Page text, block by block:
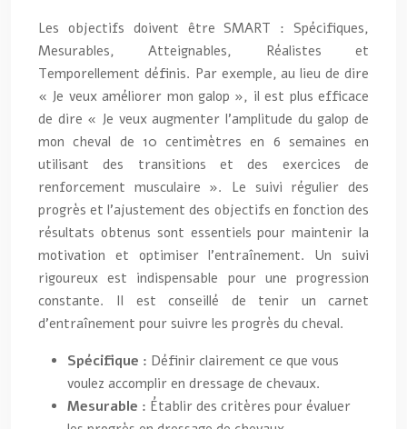
Les objectifs doivent être SMART : Spécifiques,
Mesurables, Atteignables, Réalistes et
Temporellement définis. Par exemple, au lieu de dire
« Je veux améliorer mon galop », il est plus efficace
de dire « Je veux augmenter l’amplitude du galop de
mon cheval de 10 centimètres en 6 semaines en
utilisant des transitions et des exercices de
renforcement musculaire ». Le suivi régulier des
progrès et l’ajustement des objectifs en fonction des
résultats obtenus sont essentiels pour maintenir la
motivation et optimiser l’entraînement. Un suivi
rigoureux est indispensable pour une progression
constante. Il est conseillé de tenir un carnet
d’entraînement pour suivre les progrès du cheval.
Spécifique : Définir clairement ce que vous
voulez accomplir en dressage de chevaux.
Mesurable : Établir des critères pour évaluer